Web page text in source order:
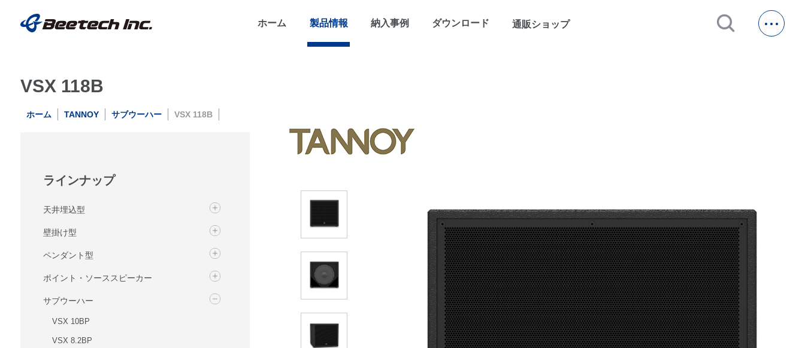
ホーム 製品情報 納入事例 ダウンロード 通販ショップopen_in_new
VSX 118B
ホーム TANNOY サブウーハー VSX 118B
ラインナップ
天井埋込型
壁掛け型
ペンダント型
ポイント・ソーススピーカー
サブウーハー
VSX 10BP
VSX 8.2BP